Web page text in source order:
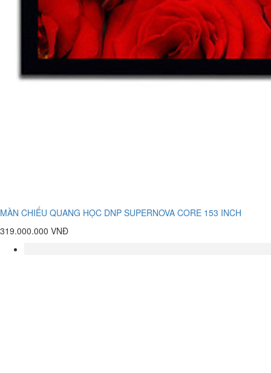
MÀN CHIẾU QUANG HỌC DNP SUPERNOVA CORE 153 INCH
319.000.000 VNĐ